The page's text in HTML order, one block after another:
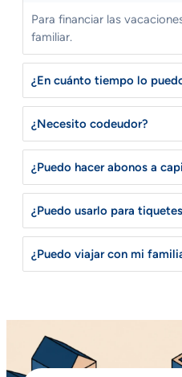
Para financiar las
familiar.
¿En cuánto tiempo lo
¿Necesito codeudor?
¿Puedo hacer abonos a
¿Puedo usarlo para
¿Puedo viajar con mi